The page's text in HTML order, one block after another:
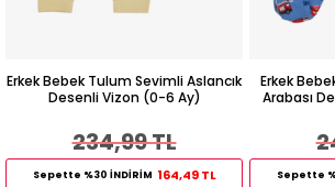
Erkek Bebek Tulum Sevimli Aslancık
Desenli Vizon (0-6 Ay)
234,99 TL
Sepette %30 İNDİRİM 164,49 TL
Erkek
Arabası
Sepette